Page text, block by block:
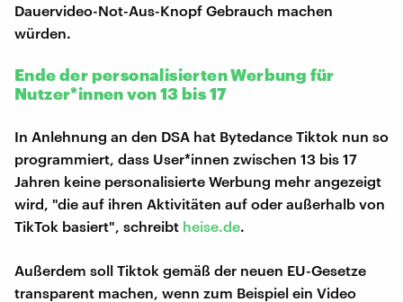
Dauervideo-Not-Aus-Knopf Gebrauch machen
würden.
Ende der personalisierten Werbung für
Nutzer*innen von 13 bis 17
In Anlehnung an den DSA hat Bytedance Tiktok nun so
programmiert, dass User*innen zwischen 13 bis 17
Jahren keine personalisierte Werbung mehr angezeigt
wird, "die auf ihren Aktivitäten auf oder außerhalb von
TikTok basiert", schreibt heise.de.
Außerdem soll Tiktok gemäß der neuen EU-Gesetze
transparent machen, wenn zum Beispiel ein Video